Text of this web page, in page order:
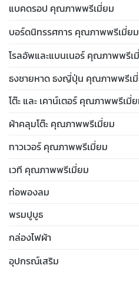
แบคดรอป คุณภาพพรีเมี่ยม
บอร์ดนิทรรศการ คุณภาพพรีเมี่ยม
โรลอัพและแบนเนอร์ คุณภาพพรีเ
ธงชายหาด ธงญี่ปุ่น คุณภาพพรีเ
โต๊ะ และ เคาน์เตอร์ คุณภาพพรีเมี่
ผ้าคลุมโต๊ะ คุณภาพพรีเมี่ยม
ทาวเวอร์ คุณภาพพรีเมี่ยม
เวที คุณภาพพรีเมี่ยม
ท่อพองลม
พรมปูบูธ
กล่องไฟผ้า
อุปกรณ์เสริม